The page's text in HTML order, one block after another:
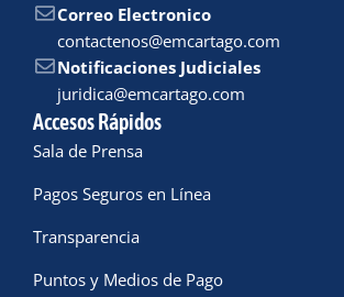
Correo Electronico
contactenos@emcartago.com
Notificaciones Judiciales
juridica@emcartago.com
Accesos Rápidos
Sala de Prensa
Pagos Seguros en Línea
Transparencia
Puntos y Medios de Pago